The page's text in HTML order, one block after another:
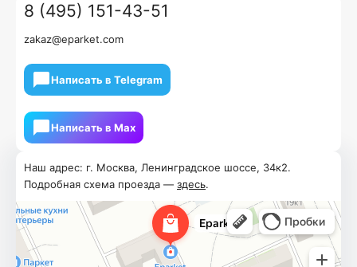
Наш адрес: г. Москва, Ленинградское шоссе, 34к2.
Подробная схема проезда — здесь.
8 (495) 151-43-51
zakaz@eparket.com
Написать в Telegram
Написать в Мах